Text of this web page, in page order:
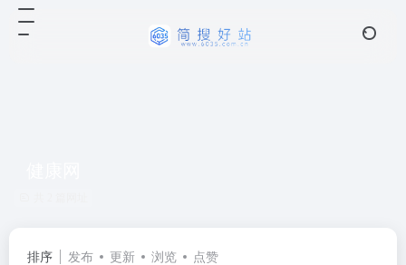
排序 发布 更新 浏览 点赞